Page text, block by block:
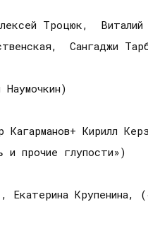
Троцюк,
Сангаджи
Кагарманов+ Кирилл
и прочие глупости»)
Екатерина